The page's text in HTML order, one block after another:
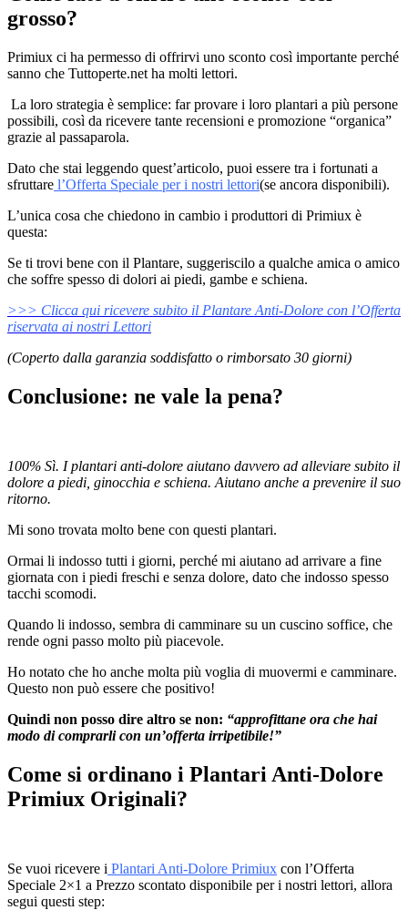
grosso?
Primiux ci ha permesso di offrirvi uno sconto così importante perché
sanno che Tuttoperte.net ha molti lettori.
La loro strategia è semplice: far provare i loro plantari a più persone
possibili, così da ricevere tante recensioni e promozione “organica”
grazie al passaparola.
Dato che stai leggendo quest’articolo, puoi essere tra i fortunati a
sfruttare l’Offerta Speciale per i nostri lettori(se ancora disponibili).
L’unica cosa che chiedono in cambio i produttori di Primiux è
questa:
Se ti trovi bene con il Plantare, suggeriscilo a qualche amica o amico
che soffre spesso di dolori ai piedi, gambe e schiena.
>>> Clicca qui ricevere subito il Plantare Anti-Dolore con l’Offerta
riservata ai nostri Lettori
(Coperto dalla garanzia soddisfatto o rimborsato 30 giorni)
Conclusione: ne vale la pena?
100% Sì. I plantari anti-dolore aiutano davvero ad alleviare subito il
dolore a piedi, ginocchia e schiena. Aiutano anche a prevenire il suo
ritorno.
Mi sono trovata molto bene con questi plantari.
Ormai li indosso tutti i giorni, perché mi aiutano ad arrivare a fine
giornata con i piedi freschi e senza dolore, dato che indosso spesso
tacchi scomodi.
Quando li indosso, sembra di camminare su un cuscino soffice, che
rende ogni passo molto più piacevole.
Ho notato che ho anche molta più voglia di muovermi e camminare.
Questo non può essere che positivo!
Quindi non posso dire altro se non: “approfittane ora che hai
modo di comprarli con un’offerta irripetibile!”
Come si ordinano i Plantari Anti-Dolore
Primiux Originali?
Se vuoi ricevere i Plantari Anti-Dolore Primiux con l’Offerta
Speciale 2×1 a Prezzo scontato disponibile per i nostri lettori, allora
segui questi step: